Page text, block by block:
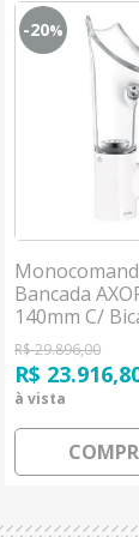
-20%
Bancada
140mm C/
Branco
R$ 29.896,00
R$
à vista